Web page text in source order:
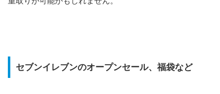
セブンイレブンのオープンセール、福袋など